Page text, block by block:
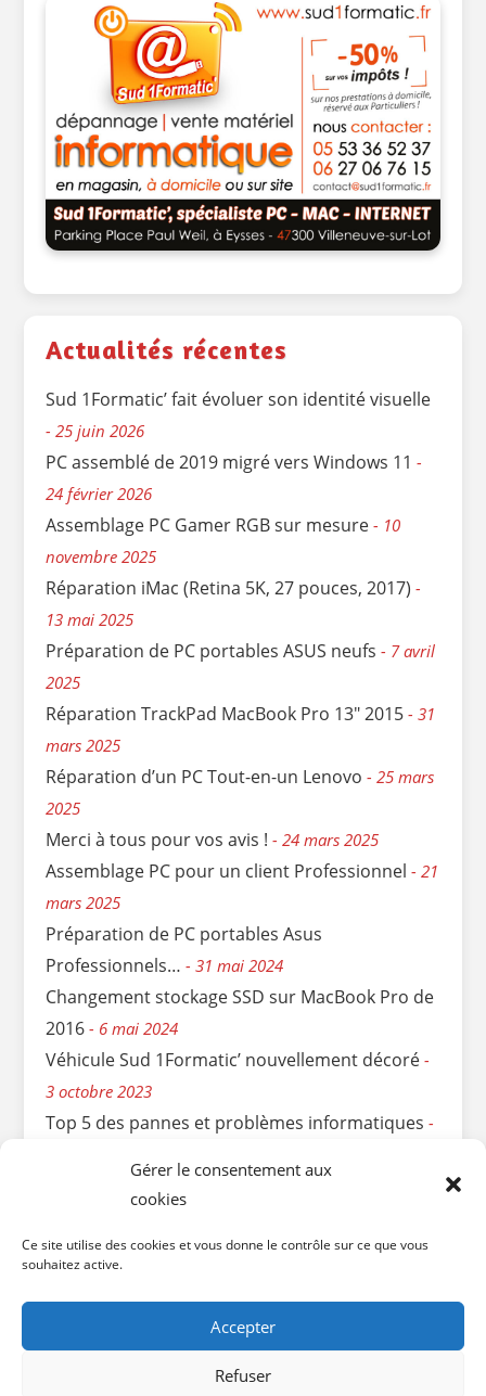
Gérer le consentement aux
cookies
Ce site utilise des cookies et vous donne le contrôle sur ce que vous
souhaitez active.
Accepter
Refuser
Actualités récentes
Sud 1Formatic’ fait évoluer son identité visuelle
25 juin 2026
PC assemblé de 2019 migré vers Windows 11
24 février 2026
Assemblage PC Gamer RGB sur mesure
10
novembre 2025
Réparation iMac (Retina 5K, 27 pouces, 2017)
13 mai 2025
Préparation de PC portables ASUS neufs
7 avril
2025
Réparation TrackPad MacBook Pro 13″ 2015
31
mars 2025
Réparation d’un PC Tout-en-un Lenovo
25 mars
2025
Merci à tous pour vos avis ! 24 mars 2025
Assemblage PC pour un client Professionnel
21
mars 2025
Préparation de PC portables Asus
Professionnels…
31 mai 2024
Changement stockage SSD sur MacBook Pro de
2016
6 mai 2024
Véhicule Sud 1Formatic’ nouvellement décoré
3 octobre 2023
Top 5 des pannes et problèmes informatiques
Remplir votre déclaration de revenus pour le